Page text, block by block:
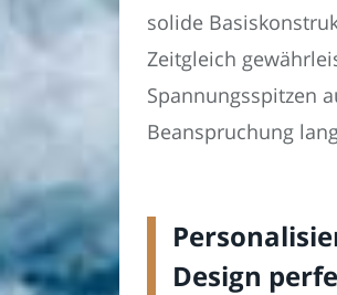
solide
Zeitgleich
Spannungsspitzen
Beanspruchung
Design